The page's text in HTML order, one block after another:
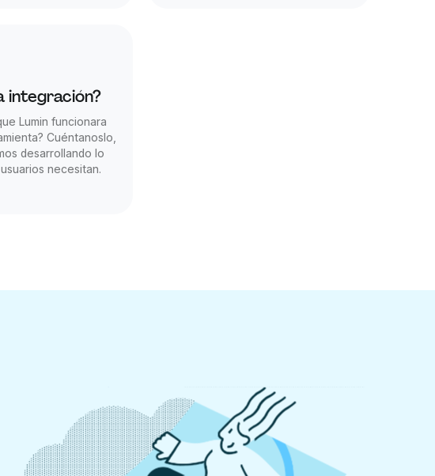
integración?
Lumin funcionara
Cuéntanoslo,
desarrollando lo
necesitan.